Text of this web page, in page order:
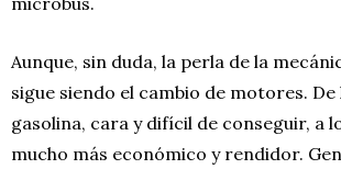
Aunque, sin duda, la perla de la
sigue siendo el cambio de motores.
gasolina, cara y difícil de conseguir, a
mucho más económico y rendidor.